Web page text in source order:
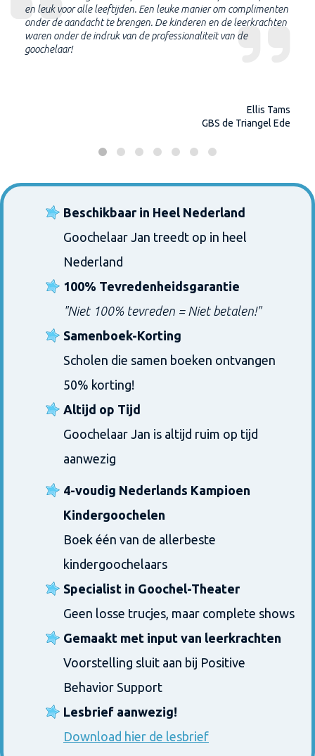
en leuk voor alle leeftijden. Een leuke manier om complimenten
onder de aandacht te brengen. De kinderen en de leerkrachten
waren onder de indruk van de professionaliteit van de
goochelaar!
Ellis Tams
GBS de Triangel Ede
Beschikbaar in Heel Nederland
Goochelaar Jan treedt op in heel
Nederland
100% Tevredenheidsgarantie
"Niet 100% tevreden = Niet betalen!"
Samenboek-Korting
Scholen die samen boeken ontvangen
50% korting!
Altijd op Tijd
Goochelaar Jan is altijd ruim op tijd
aanwezig
4-voudig Nederlands Kampioen
Kindergoochelen
Boek één van de allerbeste
kindergoochelaars
Specialist in Goochel-Theater
Geen losse trucjes, maar complete shows
Gemaakt met input van leerkrachten
Voorstelling sluit aan bij Positive
Behavior Support
Lesbrief aanwezig!
Download hier de lesbrief